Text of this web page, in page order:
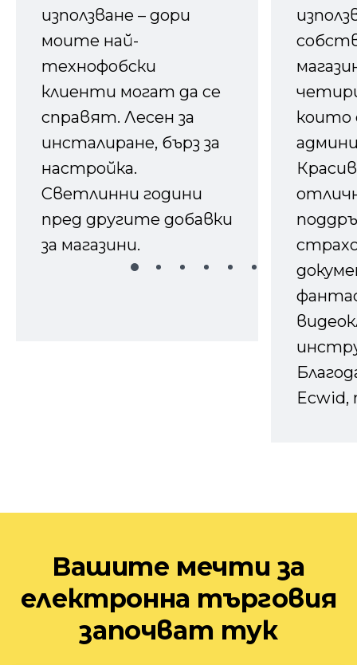
използване – дори
моите най-
технофобски
клиенти могат да се
справят. Лесен за
инсталиране, бърз за
настройка.
Светлинни години
пред другите добавки
за магазини.
които
Ecwid,
Вашите мечти за
електронна търговия
започват тук